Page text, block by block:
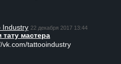
Industry 22 декабря 2017 13:44
мастера
vk.com/tattooindustry